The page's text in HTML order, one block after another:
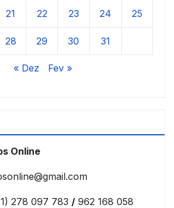
21 22 23 24 25
28 29 30 31
« Dez Fev »
Online
278 097 783 / 962 168 058